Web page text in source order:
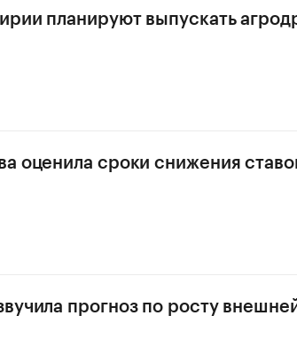
планируют выпускать
оценила сроки снижения
прогноз по росту